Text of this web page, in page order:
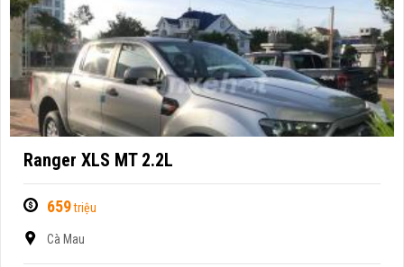
Ranger XLS MT 2.2L
659triệu
Cà Mau